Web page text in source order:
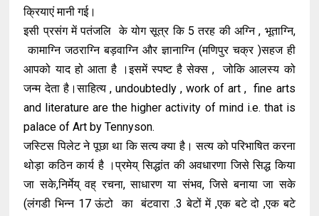
क्रियाएं मानी गई।
इसी प्रसंग में पतंजलि के योग सूत्र कि 5 तरह की अग्नि , भूताग्नि,
कामाग्नि जठराग्नि बड़वाग्नि और ज्ञानाग्नि (मणिपुर चक्र )सहज ही
आपको याद हो आता है ।इसमें स्पष्ट है सेक्स , जोकि आलस्य को
जन्म देता है।साहित्य , undoubtedly , work of art , fine arts
and literature are the higher activity of mind i.e. that is
palace of Art by Tennyson.
जस्टिस पिलेट ने पूछा था कि सत्य क्या है। सत्य को परिभाषित करना
थोड़ा कठिन कार्य है ।प्रमेय् सिद्धांत की अवधारणा जिसे सिद्ध किया
जा सके,निर्मेय् वह् रचना, साधारण या संभव, जिसे बनाया जा सके
(लंगडी भिन्न 17 ऊंटो का बंटवारा .3 बेटों में ,एक बटे दो ,एक बटे